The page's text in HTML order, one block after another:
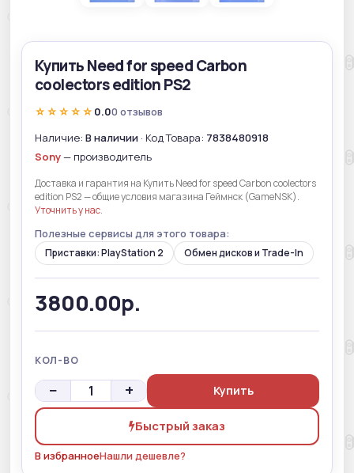
Купить Need for speed Carbon
coolectors edition PS2
☆☆☆☆☆ 0.00 отзывов
Наличие: В наличии · Код Товара: 7838480918
Sony— производитель
Доставка и гарантия на Купить Need for speed Carbon coolectors
edition PS2 — общие условия магазина Геймнск (GameNSK).
Уточнить у нас.
Полезные сервисы для этого товара:
Приставки: PlayStation 2 Обмен дисков и Trade-In
3800.00р.
КОЛ-ВО
− + Купить
Быстрый заказ
В избранноеНашли дешевле?